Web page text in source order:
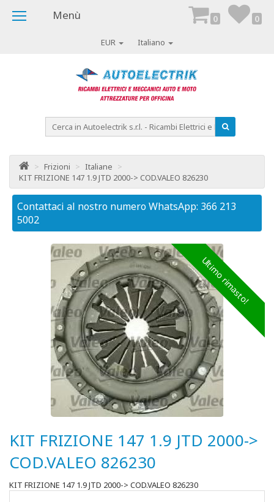
EUR Italiano
0 0
Menù
> Frizioni > Italiane >
KIT FRIZIONE 147 1.9 JTD 2000-> COD.VALEO 826230
Contattaci al nostro numero WhatsApp: 366 213
5002
Ultimo rimasto!
KIT FRIZIONE 147 1.9 JTD 2000->
COD.VALEO 826230
KIT FRIZIONE 147 1.9 JTD 2000-> COD.VALEO 826230